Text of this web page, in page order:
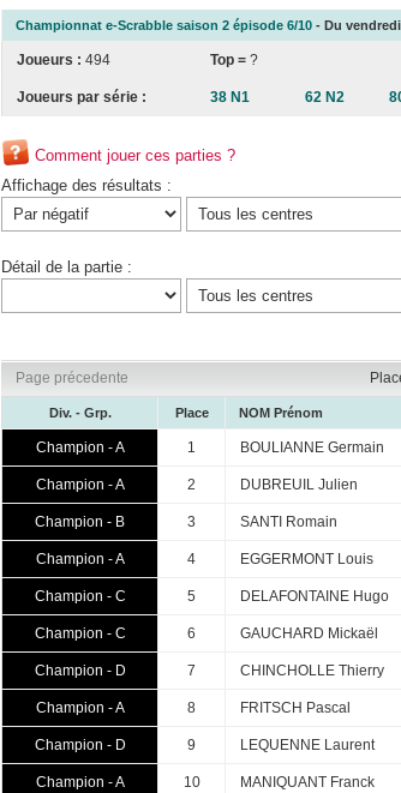
Championnat e-Scrabble saison 2 épisode 6/10 - Du
Joueurs : 494 Top = ?
Joueurs par série : 38 N1 62 N2
Comment jouer ces parties ?
Affichage des résultats :
Détail de la partie :
Page précedente
Div. - Grp. Place NOM Prénom
Champion - A 1 BOULIANNE Germain
Champion - A 2 DUBREUIL Julien
Champion - B 3 SANTI Romain
Champion - A 4 EGGERMONT Louis
Champion - C 5 DELAFONTAINE Hugo
Champion - C 6 GAUCHARD Mickaël
Champion - D 7 CHINCHOLLE Thierry
Champion - A 8 FRITSCH Pascal
Champion - D 9 LEQUENNE Laurent
Champion - A 10 MANIQUANT Franck